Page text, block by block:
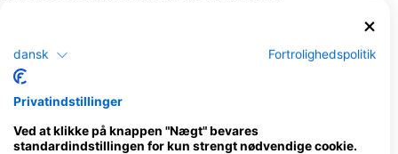
dansk Fortrolighedspolitik
Privatindstillinger
Ved at klikke på knappen "Nægt" bevares
standardindstillingen for kun strengt nødvendige cookie.